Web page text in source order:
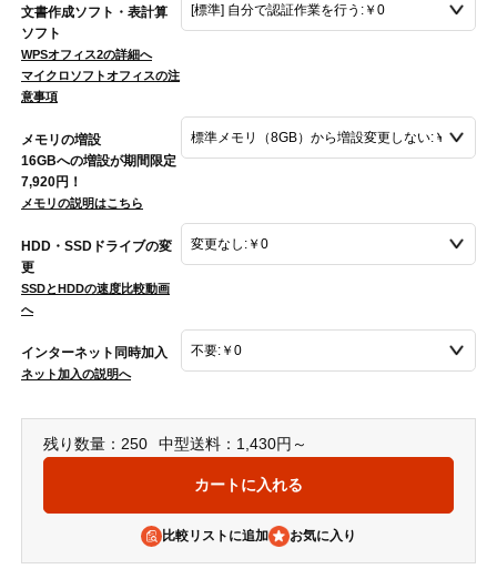
文書作成ソフト・表計算
ソフト
WPSオフィス2の詳細へ
マイクロソフトオフィスの注
意事項
メモリの増設
16GBへの増設が期間限定
7,920円！
メモリの説明はこちら
HDD・SSDドライブの変
更
SSDとHDDの速度比較動画
へ
インターネット同時加入
ネット加入の説明へ
残り数量：250 中型送料：1,430円～
比較リストに追加